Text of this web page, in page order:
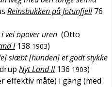
Reinsbukken på Jotunfjell 76
vei opover uren (Otto
I 138 1903)
slæbt [hunden] et godt stykke
Nyt Land II 136 1903)
effektiv måte) i gang (med